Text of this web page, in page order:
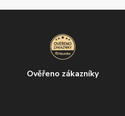
Ověřeno zákazníky